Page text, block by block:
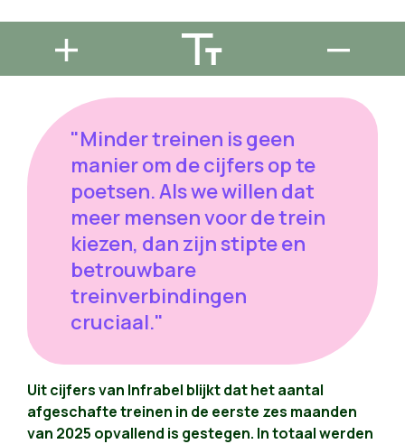
"Minder treinen is geen
manier om de cijfers op te
poetsen. Als we willen dat
meer mensen voor de trein
kiezen, dan zijn stipte en
betrouwbare
treinverbindingen
cruciaal."
Uit cijfers van Infrabel blijkt dat het aantal
afgeschafte treinen in de eerste zes maanden
van 2025 opvallend is gestegen. In totaal werden